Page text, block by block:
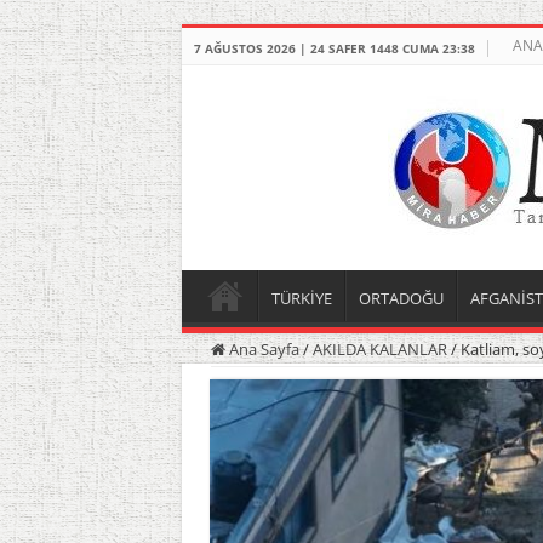
7 AĞUSTOS 2026 | 24 SAFER 1448 CUMA 23:38
TÜRKİYE ORTADOĞU
Ana Sayfa/AKILDA KALANLAR/Katliam,